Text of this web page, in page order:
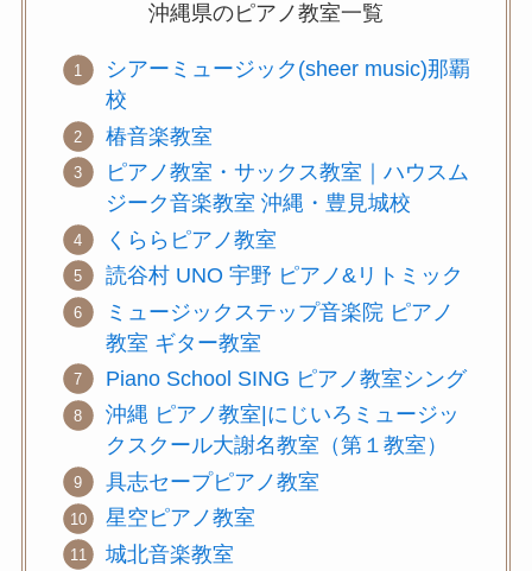
沖縄県のピアノ教室一覧
シアーミュージック(sheer music)那覇
校
椿音楽教室
ピアノ教室・サックス教室｜ハウスム
ジーク音楽教室 沖縄・豊見城校
くららピアノ教室
読谷村 UNO 宇野 ピアノ&リトミック
ミュージックステップ音楽院 ピアノ
教室 ギター教室
Piano School SING ピアノ教室シング
沖縄 ピアノ教室|にじいろミュージッ
クスクール大謝名教室（第１教室）
具志セープピアノ教室
星空ピアノ教室
城北音楽教室